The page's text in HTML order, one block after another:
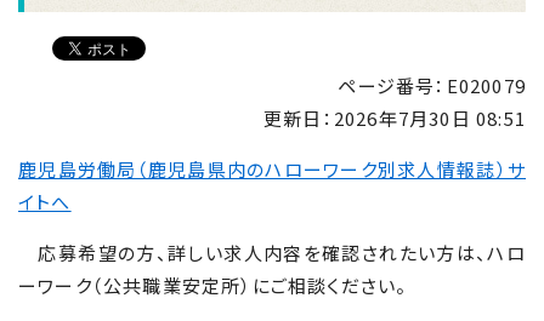
ページ番号：E020079
更新日： 2026年7月30日 08:51
鹿児島労働局（鹿児島県内のハローワーク別求人情報誌）サ
イトへ
応募希望の方、詳しい求人内容を確認されたい方は、ハロ
ーワーク（公共職業安定所）にご相談ください。